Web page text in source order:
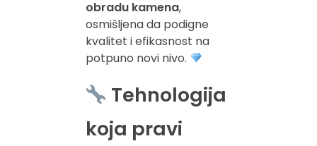
obradu kamena,
osmišljena da podigne
kvalitet i efikasnost na
potpuno novi nivo.
Tehnologija
koja pravi